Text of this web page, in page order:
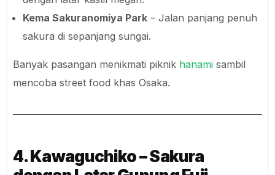
Kema Sakuranomiya Park – Jalan panjang penuh
sakura di sepanjang sungai.
Banyak pasangan menikmati piknik hanami sambil
mencoba street food khas Osaka.
4. Kawaguchiko – Sakura